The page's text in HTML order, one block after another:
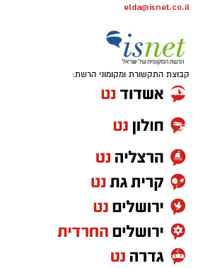
elda@isnet.co.il
קבוצת התקשורת ומקומוני הרשת: